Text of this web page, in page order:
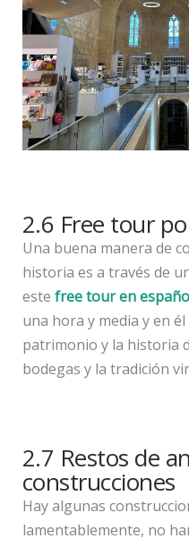
2.6 Free tour
Una buena manera de
historia es a través de
este free tour en
una hora y media y en
patrimonio y la historia
bodegas y la tradición
2.7 Restos de
construcciones
Hay algunas
lamentablemente, no